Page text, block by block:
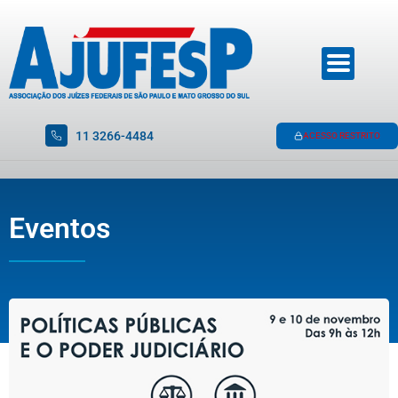
11 3266-4484 ACESSO RESTRITO
Eventos